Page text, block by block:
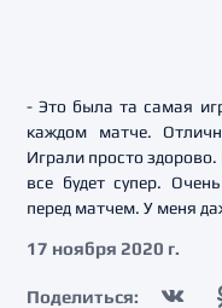
- Это была та самая
каждом матче.
Играли просто
все будет супер.
перед матчем. У меня
17 ноября 2020 г.
Поделиться: